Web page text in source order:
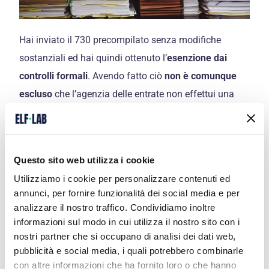
Questo sito web utilizza i cookie
Utilizziamo i cookie per personalizzare contenuti ed
annunci, per fornire funzionalità dei social media e per
analizzare il nostro traffico. Condividiamo inoltre
informazioni sul modo in cui utilizza il nostro sito con i
nostri partner che si occupano di analisi dei dati web,
pubblicità e social media, i quali potrebbero combinarle
con altre informazioni che ha fornito loro o che hanno
Hai inviato il 730 precompilato senza modifiche
sostanziali ed hai quindi ottenuto l’esenzione dai
controlli formali. Avendo fatto ciònon è comunque
esclusoche l’agenzia delle entrate non effettui una
verifica per testare la bontà delle informazioni
Controlla due o tre volte la dichiarazione prima di
inviarla,specie in relazione alla complessità dei dati
da dichiarare.
Se invece parliamo didocumenti da conservareun
breve vademecum potrebbe essere questo:
Tutti gli scontrini, le ricevute, le fatture o le quietanze